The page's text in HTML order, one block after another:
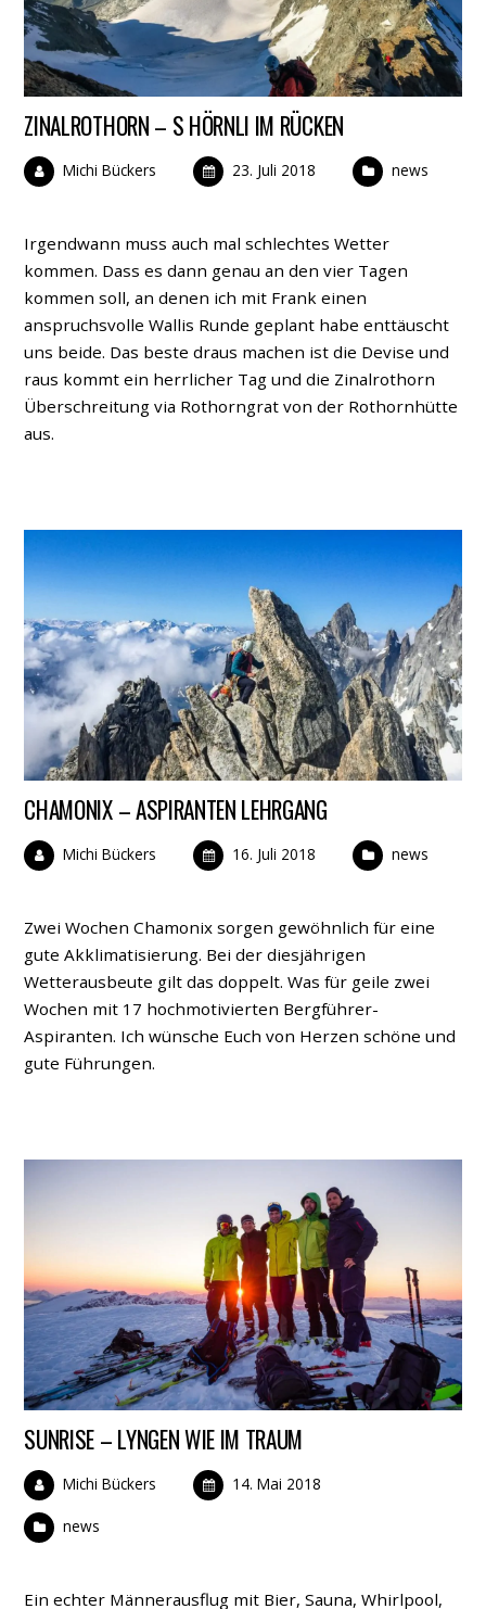
ZINALROTHORN – S HÖRNLI IM RÜCKEN
Michi Bückers 23. Juli 2018 news
Irgendwann muss auch mal schlechtes Wetter
kommen. Dass es dann genau an den vier Tagen
kommen soll, an denen ich mit Frank einen
anspruchsvolle Wallis Runde geplant habe enttäuscht
uns beide. Das beste draus machen ist die Devise und
raus kommt ein herrlicher Tag und die Zinalrothorn
Überschreitung via Rothorngrat von der Rothornhütte
aus.
CHAMONIX – ASPIRANTEN LEHRGANG
Michi Bückers 16. Juli 2018 news
Zwei Wochen Chamonix sorgen gewöhnlich für eine
gute Akklimatisierung. Bei der diesjährigen
Wetterausbeute gilt das doppelt. Was für geile zwei
Wochen mit 17 hochmotivierten Bergführer-
Aspiranten. Ich wünsche Euch von Herzen schöne und
gute Führungen.
SUNRISE – LYNGEN WIE IM TRAUM
Michi Bückers 14. Mai 2018
news
Ein echter Männerausflug mit Bier, Sauna, Whirlpool,